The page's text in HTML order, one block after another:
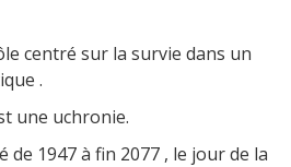
centré sur la survie dans un
.
une uchronie.
1947 à fin 2077 , le jour de la